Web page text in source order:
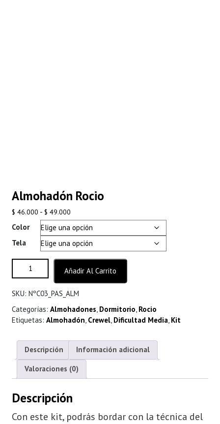
Almohadón Rocio
$ 46.000 - $ 49.000
de
precios:
desde
$ 46.000
hasta
$ 49.000
Color
Tela
Almohadón Rocio cantidad
Añadir Al Carrito
SKU: NºC03_PAS_ALM
Categorías: Almohadones Dormitorio Rocio
Etiquetas: Almohadón Crewel Dificultad Media Kit
Descripción Información adicional
Valoraciones (0)
Descripción
Con este kit, podrás bordar con la técnica del